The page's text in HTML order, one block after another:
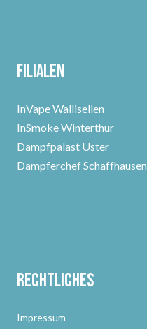
Filialen
InVape Wallisellen
InSmoke Winterthur
Dampfpalast Uster
Dampferchef Schaffhausen
Rechtliches
Impressum